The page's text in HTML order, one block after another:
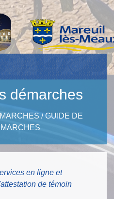
démarches
/GUIDE DE
en ligne et
de témoin